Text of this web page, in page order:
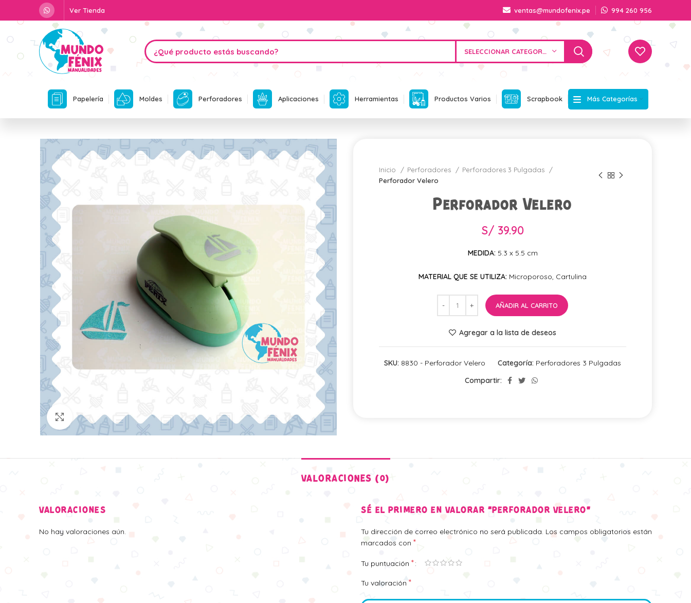
Ver Tienda ventas@mundofenix.pe 994 260 956
SELECCIONAR CATEGORÍA
Papelería Moldes Perforadores Aplicaciones Herramientas Productos Varios Scrapbook Más Categorías
Click para agrandar
Inicio Perforadores
Perforadores 3 Pulgadas
Perforador Velero
Perforador Velero
S/ 39.90
MEDIDA: 5.3 x 5.5 cm
MATERIAL QUE SE UTILIZA: Microporoso, Cartulina
AÑADIR AL CARRITO
Agregar a la lista de deseos
SKU: 8830 - Perforador Velero Categoría: Perforadores 3 Pulgadas
Compartir:
VALORACIONES (0)
VALORACIONES
No hay valoraciones aún.
SÉ EL PRIMERO EN VALORAR “PERFORADOR VELERO”
Tu dirección de correo electrónico no será publicada. Los campos obligatorios están
marcados con *
Tu puntuación *
Tu valoración *